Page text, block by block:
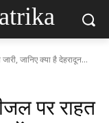
जानिए क्या है देहरादून...
पर राहत